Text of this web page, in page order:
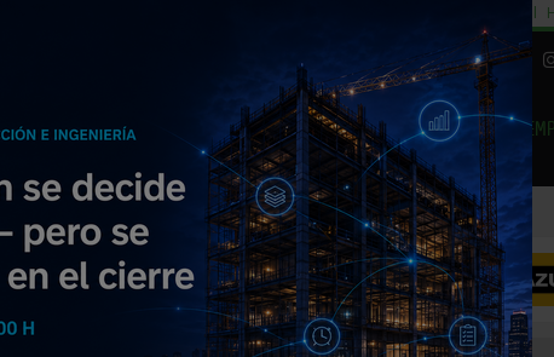
29% cambiar al alquiler temporal
|
NOTICIAS PRODUCTOS AGENDA ARTÍCULOS
EMPRESAS PREMIUM